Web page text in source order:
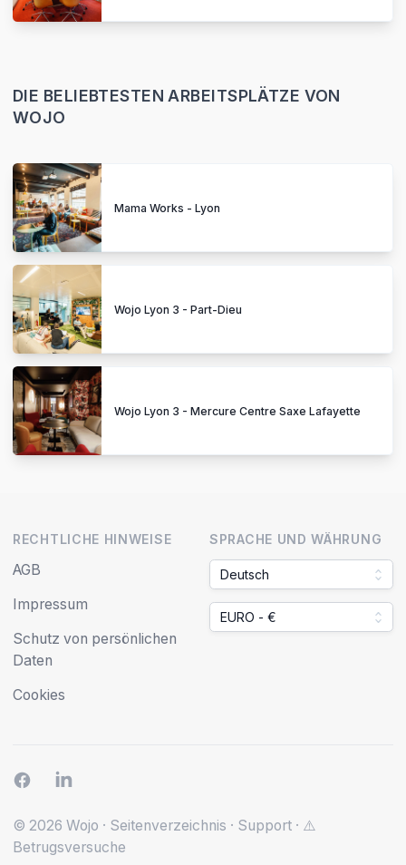
DIE BELIEBTESTEN ARBEITSPLÄTZE VON
WOJO
Mama Works - Lyon
Wojo Lyon 3 - Part-Dieu
Wojo Lyon 3 - Mercure Centre Saxe Lafayette
RECHTLICHE HINWEISE
AGB
Impressum
Schutz von persönlichen
Daten
Cookies
SPRACHE UND WÄHRUNG
Deutsch
EURO - €
© 2026 Wojo · Seitenverzeichnis · Support · ⚠️
Betrugsversuche